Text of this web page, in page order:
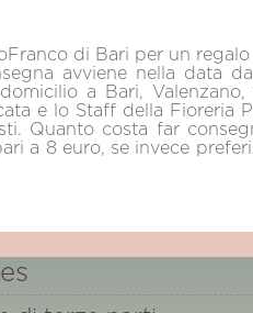
di Bari per un
avviene nella data
a Bari, Valenzano,
e lo Staff della Fioreria
Quanto costa far
a 8 euro, se invece